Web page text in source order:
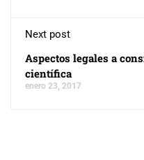
Next post
Aspectos legales a
científica
enero 23, 2017